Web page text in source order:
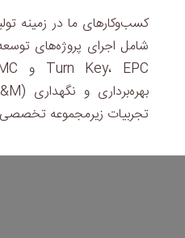
کسب‌وکارهای ما در زمینه
شامل اجرای پروژه‌های
تجربیات زیرمجموعه تخصصی PEDC است.